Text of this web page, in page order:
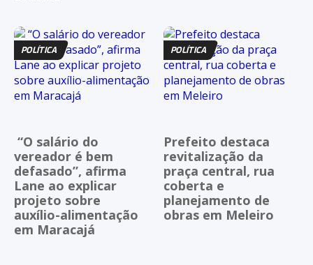
POLÍTICA
“O salário do
vereador é bem
defasado”, afirma
Lane ao explicar
projeto sobre
auxílio-alimentação
em Maracajá
POLÍTICA
Prefeito destaca
revitalização da
praça central, rua
coberta e
planejamento de
obras em Meleiro